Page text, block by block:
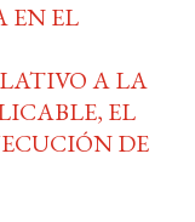
EN EL
A LA
EL
DE